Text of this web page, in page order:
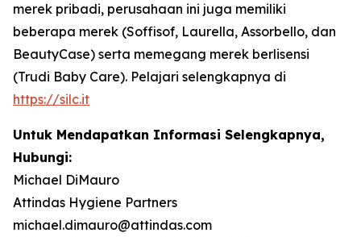
merek pribadi, perusahaan ini juga memiliki
beberapa merek (Soffisof, Laurella, Assorbello, dan
BeautyCase) serta memegang merek berlisensi
(Trudi Baby Care). Pelajari selengkapnya di
https://silc.it
Untuk Mendapatkan Informasi Selengkapnya,
Hubungi:
Michael DiMauro
Attindas Hygiene Partners
michael.dimauro@attindas.com